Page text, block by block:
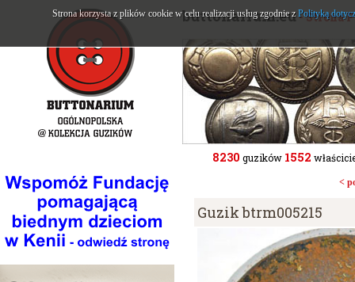
buttonarium.eu- Strona
8230 guzików 1552
<
Guzik btrm005215
Strona korzysta z plików cookie w celu realizacji usług zgodnie z Polityką